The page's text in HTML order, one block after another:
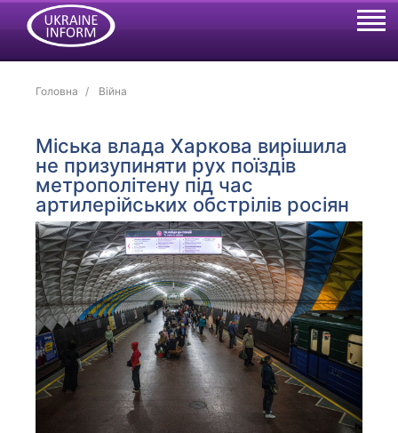
Головна Війна
Міська влада Харкова вирішила
не призупиняти рух поїздів
метрополітену під час
артилерійських обстрілів росіян